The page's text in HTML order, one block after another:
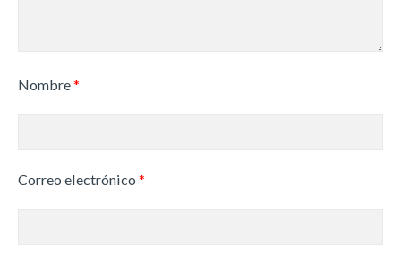
Nombre*
Correo electrónico *